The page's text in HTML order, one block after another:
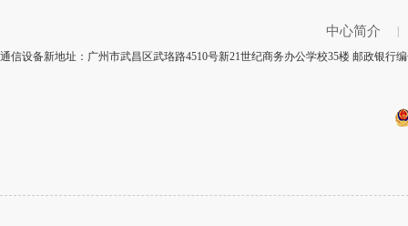
中心简介
通信设备新地址：广州市武昌区武珞路4510号新21世纪商务办公学校35楼 邮政银行